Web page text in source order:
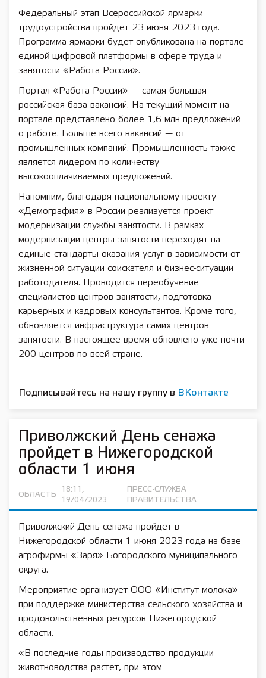
Федеральный этап Всероссийской ярмарки
трудоустройства пройдет 23 июня 2023 года.
Программа ярмарки будет опубликована на портале
единой цифровой платформы в сфере труда и
занятости «Работа России».
Портал «Работа России» — самая большая
российская база вакансий. На текущий момент на
портале представлено более 1,6 млн предложений
о работе. Больше всего вакансий — от
промышленных компаний. Промышленность также
является лидером по количеству
высокооплачиваемых предложений.
Напомним, благодаря национальному проекту
«Демография» в России реализуется проект
модернизации службы занятости. В рамках
модернизации центры занятости переходят на
единые стандарты оказания услуг в зависимости от
жизненной ситуации соискателя и бизнес-ситуации
работодателя. Проводится переобучение
специалистов центров занятости, подготовка
карьерных и кадровых консультантов. Кроме того,
обновляется инфраструктура самих центров
занятости. В настоящее время обновлено уже почти
200 центров по всей стране.
Подписывайтесь на нашу группу в ВКонтакте
Приволжский День сенажа
пройдет в Нижегородской
области 1 июня
ОБЛАСТЬ
18:11,
19/04/2023
ПРЕСС-СЛУЖБА
ПРАВИТЕЛЬСТВА
Приволжский День сенажа пройдет в
Нижегородской области 1 июня 2023 года на базе
агрофирмы «Заря» Богородского муниципального
округа.
Мероприятие организует ООО «Институт молока»
при поддержке министерства сельского хозяйства и
продовольственных ресурсов Нижегородской
области.
«В последние годы производство продукции
животноводства растет, при этом